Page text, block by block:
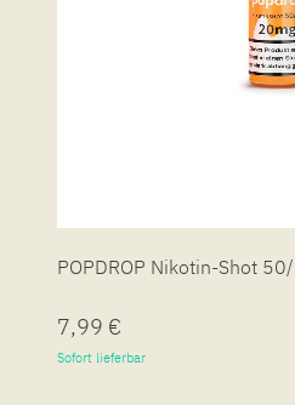
POPDROP Nikotin-Shot
7,99 €
Sofort lieferbar